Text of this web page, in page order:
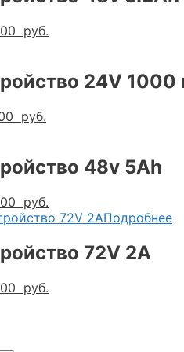
руб.
550,00
руб..
24V 1000
руб.
000,00
руб..
48v 5Ah
руб.
цена:
000,00
руб..
Подробнее
72V 2A
руб.